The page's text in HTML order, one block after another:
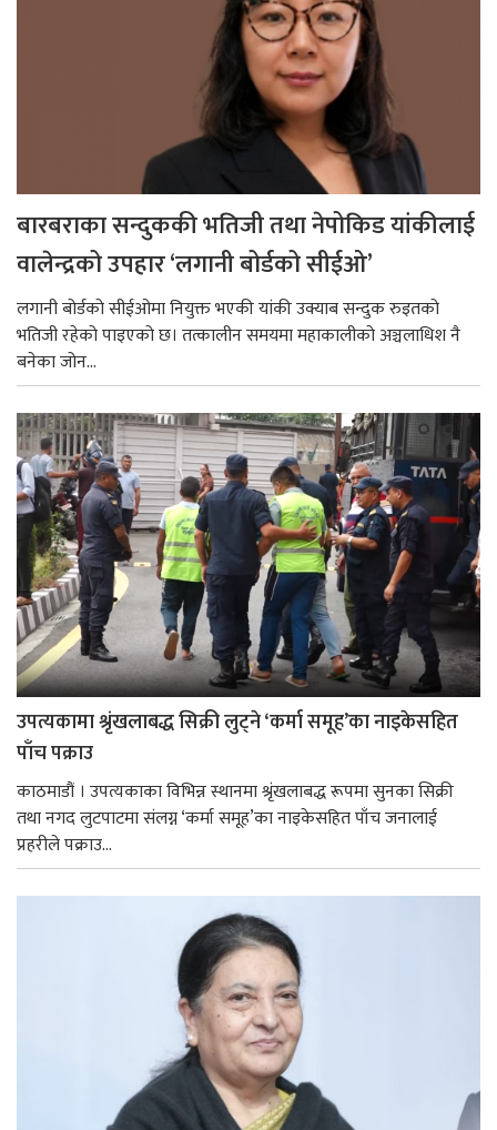
बारबराका सन्दुककी भतिजी तथा नेपोकिड यांकीलाई
वालेन्द्रको उपहार ‘लगानी बोर्डको सीईओ’
लगानी बोर्डको सीईओमा नियुक्त भएकी यांकी उक्याब सन्दुक रुइतको
भतिजी रहेको पाइएको छ। तत्कालीन समयमा महाकालीको अञ्चलाधिश नै
बनेका जोन...
उपत्यकामा श्रृंखलाबद्ध सिक्री लुट्ने ‘कर्मा समूह’का नाइकेसहित
पाँच पक्राउ
काठमाडौं । उपत्यकाका विभिन्न स्थानमा श्रृंखलाबद्ध रूपमा सुनका सिक्री
तथा नगद लुटपाटमा संलग्न ‘कर्मा समूह’का नाइकेसहित पाँच जनालाई
प्रहरीले पक्राउ...